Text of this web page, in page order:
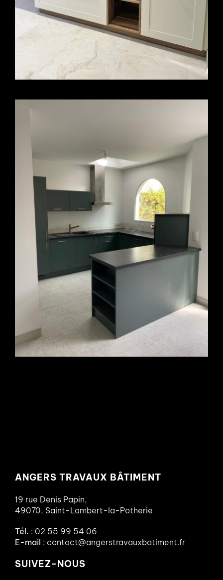
ANGERS TRAVAUX BÂTIMENT
19 rue Denis Papin,
49070, Saint-Lambert-la-Potherie
Tél. : 02 55 99 54 06
E-mail : contact@angerstravauxbatiment.fr
SUIVEZ-NOUS